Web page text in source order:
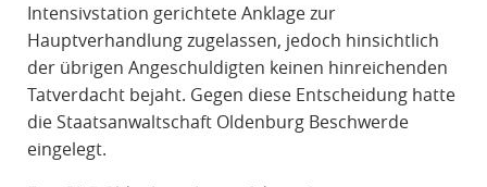
Intensivstation gerichtete Anklage zur
Hauptverhandlung zugelassen, jedoch hinsichtlich
der übrigen Angeschuldigten keinen hinreichenden
Tatverdacht bejaht. Gegen diese Entscheidung hatte
die Staatsanwaltschaft Oldenburg Beschwerde
eingelegt.